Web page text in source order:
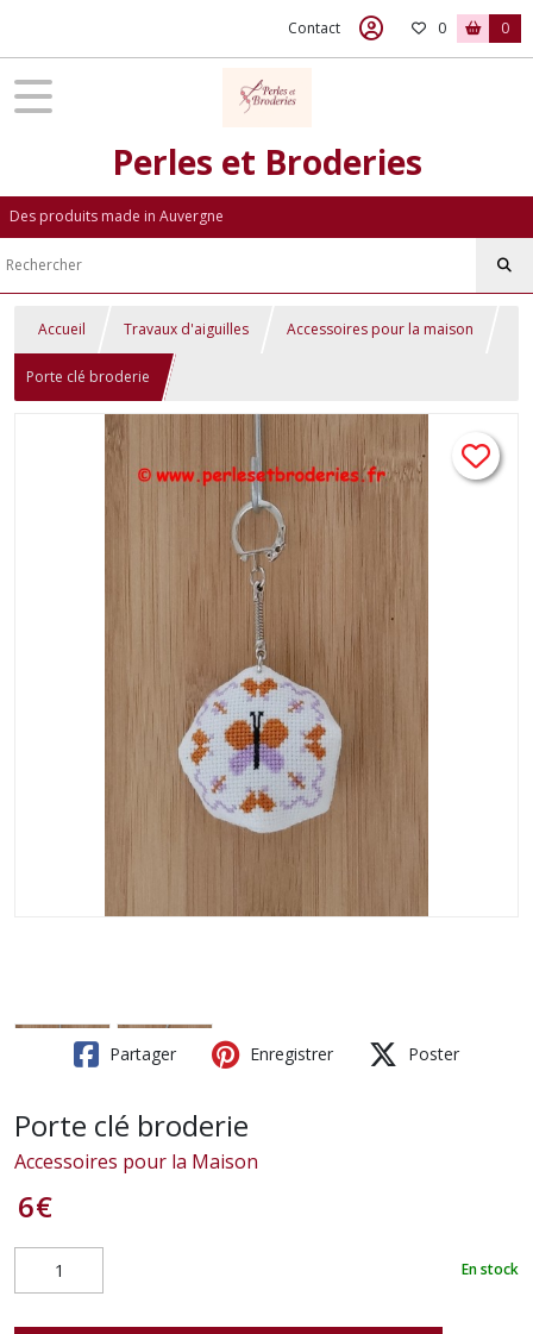
Contact 0 0
Perles et Broderies
Des produits made in Auvergne
Accueil Travaux d'aiguilles Accessoires pour la maison
Porte clé broderie
Partager Enregistrer Poster
Porte clé broderie
Accessoires pour la Maison
6€
En stock